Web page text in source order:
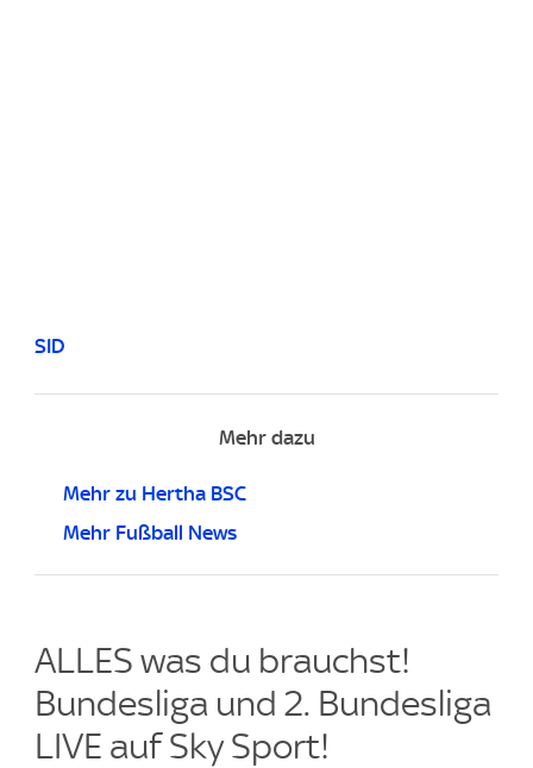
SID
Mehr dazu
Mehr zu Hertha BSC
Mehr Fußball News
ALLES was du brauchst!
Bundesliga und 2. Bundesliga
LIVE auf Sky Sport!